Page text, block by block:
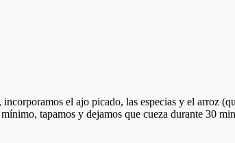
el ajo picado, las especias y el arroz
tapamos y dejamos que cueza durante 30